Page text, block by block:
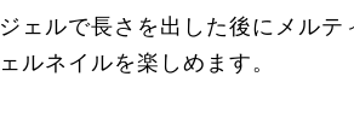
ェルで長さを出した後にメルテ
ルネイルを楽しめます。